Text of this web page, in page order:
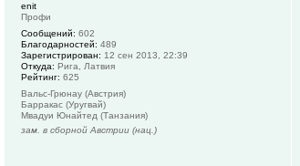
enit
Профи
Сообщений: 602
Благодарностей: 489
Зарегистрирован: 12 сен 2013, 22:39
Откуда: Рига, Латвия
Рейтинг: 625
Вальс-Грюнау (Австрия)
Барракас (Уругвай)
Мвадуи Юнайтед (Танзания)
зам. в сборной Австрии (нац.)